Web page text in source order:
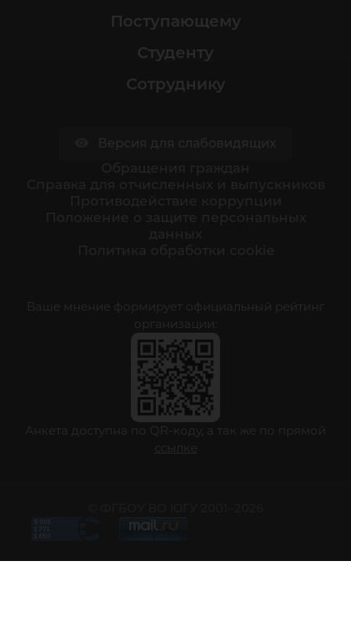
Поступающему
Студенту
Сотруднику
Ваше мнение формирует официальный рейтинг
организации:
Анкета доступна по QR-коду, а так же по прямой
ссылке